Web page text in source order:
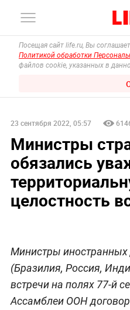
Посещая сайт life.ru, Вы
Политикой обработки
файлов cookie, указанных в
23 сентября 2022, 05:57
Министры
обязались
целостность
Министры
(Бразилия, Россия,
встречи на полях 77-й
Ассамблеи ООН